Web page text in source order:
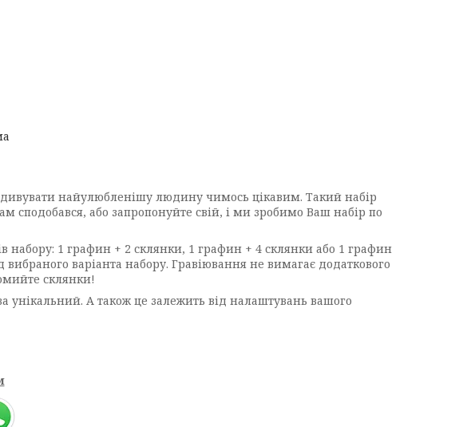
найулюбленішу людину чимось цікавим. Такий набір
сподобався, або запропонуйте свій, і ми зробимо Ваш набір по
набору: 1 графин + 2 склянки, 1 графин + 4 склянки або 1 графин
варіанта набору. Гравіювання не вимагає додаткового
склянки!
унікальний. А також це залежить від налаштувань вашого